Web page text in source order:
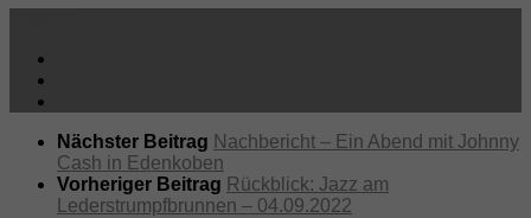
Nächster Beitrag Nachbericht – Ein Abend mit Johnny
Cash in Edenkoben
Vorheriger Beitrag Rückblick: Jazz am
Lederstrumpfbrunnen – 04.09.2022